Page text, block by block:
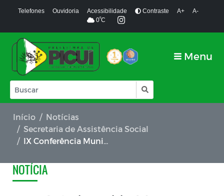
Telefones Ouvidoria Acessibilidade Contraste A+
A-
0ºC
Menu
Início
Notícias
Secretaria de Assistência Social
IX Conferência Municipal da Assistência Social de Picuí: Evento preparatório com os Beneficiários do Bolsa Família
NOTÍCIA